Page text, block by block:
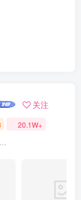
关注
20.1W+